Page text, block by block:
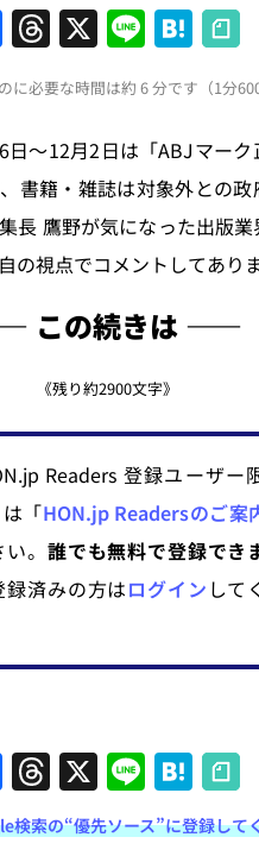
F
a
c
e
b
o
o
T
h
re
a
d
s
X Li
n
e
H
at
e
n
a
に必要な時間は約 6 分です（1分
～12月2日は「ABJマーク
書籍・雑誌は対象外との政
長 鷹野が気になった出版
の視点でコメントしてありま
この続きは ――
《残り約2900文字》
Readers 登録ユーザー
「HON.jp Readersのご案
。 誰でも無料で登録でき
済みの方はログイン して
F
a
T
h
X Li
n
H
at
検索の“優先ソース”に登録して